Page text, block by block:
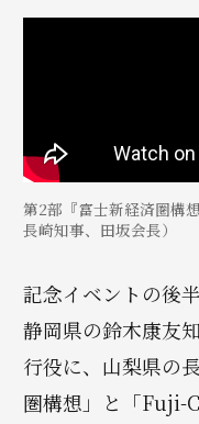
第2部『富士新経済圏構
長崎知事、田坂会長）
記念イベントの後
静岡県の鈴木康友
行役に、山梨県の
圏構想」と「Fuji-